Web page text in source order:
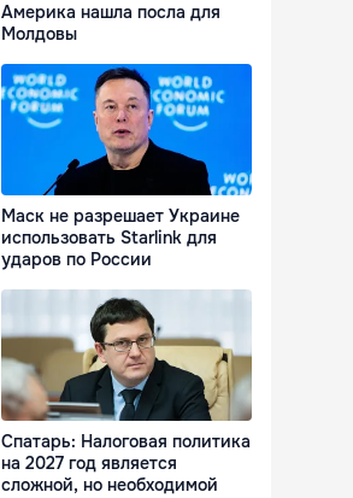
Америка нашла посла для
Молдовы
Маск не разрешает Украине
использовать Starlink для
ударов по России
Спатарь: Налоговая политика
на 2027 год является
сложной, но необходимой